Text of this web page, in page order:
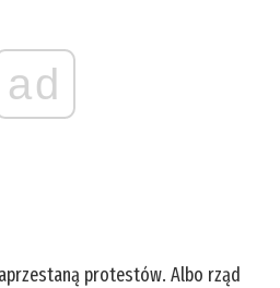
ad
protestów. Albo rząd